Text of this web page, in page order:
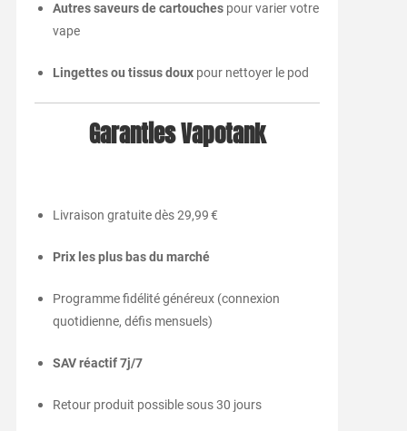
Autres saveurs de cartouchespour varier votre
vape
Lingettes ou tissus douxpour nettoyer le pod
Garanties Vapotank
Livraison gratuite dès 29,99 €
Prix les plus bas du marché
Programme fidélité généreux (connexion
quotidienne, défis mensuels)
SAV réactif 7j/7
Retour produit possible sous 30 jours